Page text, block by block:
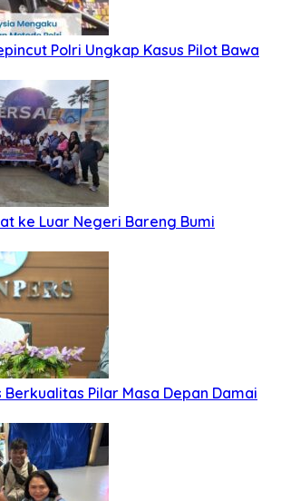
Polri Ungkap Kasus Pilot Bawa
ke Luar Negeri Bareng Bumi
Berkualitas Pilar Masa Depan Damai